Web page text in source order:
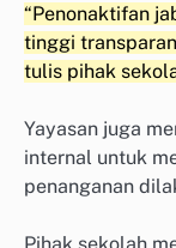
“Penonaktifan
tinggi
tulis pihak
Yayasan juga
internal untuk
penanganan